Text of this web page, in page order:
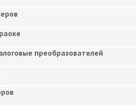
преобразователей